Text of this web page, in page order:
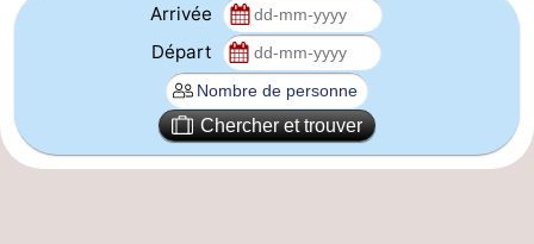
Arrivée
Départ
Chercher et trouver